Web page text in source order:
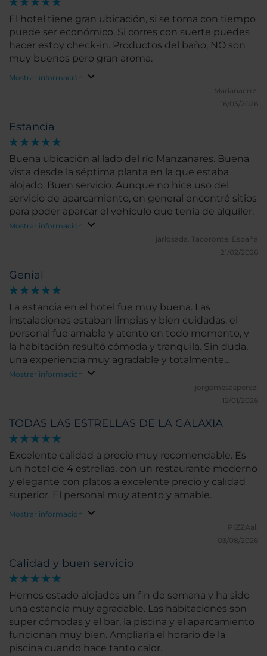
TODAS LAS ESTRELLAS DE LA GALAXIA
Excelente calidad a precio muy recomendable. Es
un hotel de 4 estrellas, con un restaurante moderno
y elegante con platos a excelente precio y calidad
superior. El personal muy atento y amable.
Mostrar información
PIZZAal.
03/08/2026
Calidad y buen servicio
Hemos estado alojados un fin de semana y ha sido
una estancia muy agradable. Las habitaciones son
super cómodas y el bar, la piscina y el aparcamiento
funcionan muy bien. Ampliaría el horario de la
piscina cuando hace tanto calor.
El hotel tiene gran ubicación, si se toma con tiempo
puede ser económico. Si corres con suerte puedes
hacer estoy check-in. Productos del baño, NO son
muy buenos pero gran aroma.
Mostrar información
Marianacrrz.
16/03/2026
Estancia
Buena ubicación al lado del río Manzanares. Buena
vista desde la séptima planta en la que estaba
alojado. Buen servicio. Aunque no hice uso del
servicio de aparcamiento, en general encontré sitios
para poder aparcar el vehículo que tenía de alquiler.
Mostrar información
jarlosada. Tacoronte, España
21/02/2026
Genial
La estancia en el hotel fue muy buena. Las
instalaciones estaban limpias y bien cuidadas, el
personal fue amable y atento en todo momento, y
la habitación resultó cómoda y tranquila. Sin duda,
una experiencia muy agradable y totalmente
recomendable.
Mostrar información
jorgemesasperez.
12/01/2026